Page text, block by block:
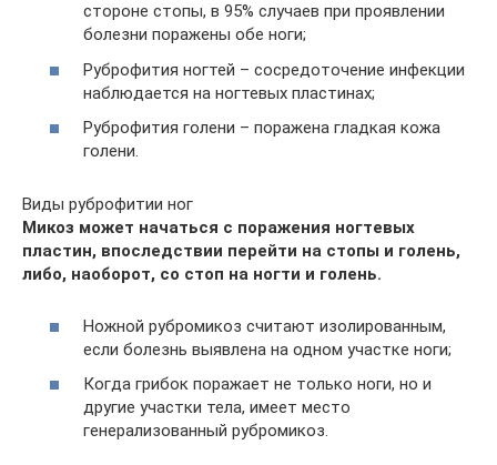
стороне стопы, в 95% случаев при проявлении
болезни поражены обе ноги;
Руброфития ногтей – сосредоточение инфекции
наблюдается на ногтевых пластинах;
Руброфития голени – поражена гладкая кожа
голени.
Виды руброфитии ног
Микоз может начаться с поражения ногтевых
пластин, впоследствии перейти на стопы и голень,
либо, наоборот, со стоп на ногти и голень.
Ножной рубромикоз считают изолированным,
если болезнь выявлена на одном участке ноги;
Когда грибок поражает не только ноги, но и
другие участки тела, имеет место
генерализованный рубромикоз.